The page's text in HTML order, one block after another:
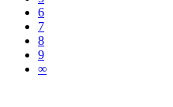
6
7
8
9
∞